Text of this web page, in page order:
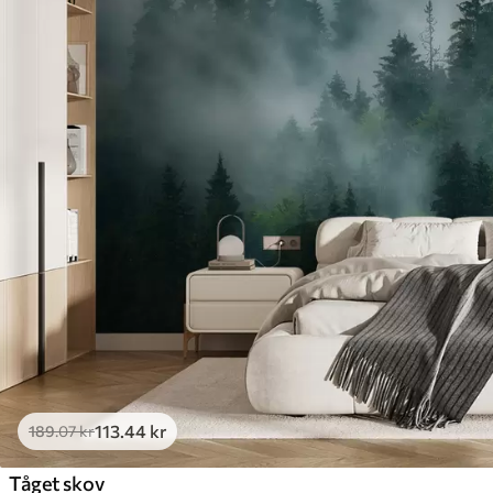
189.07kr113.44 kr
Tåget skov